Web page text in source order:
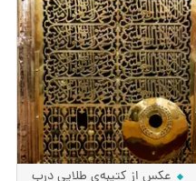
عکس از کتیبه‌ی طلایی درب